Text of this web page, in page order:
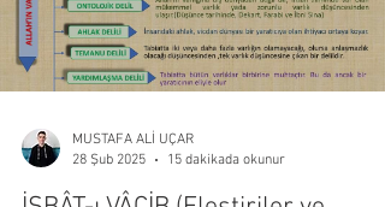
MUSTAFA ALİ UÇAR
28 Şub 2025
15 dakikada okunur